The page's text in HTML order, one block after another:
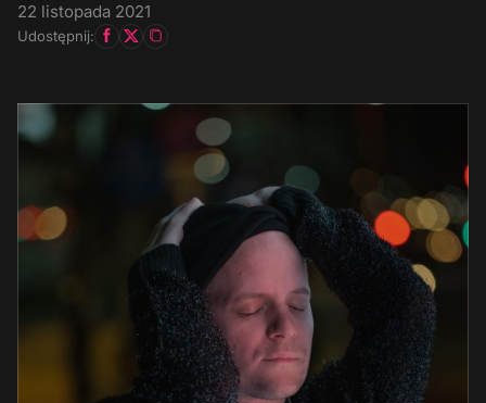
22 listopada 2021
Udostępnij: